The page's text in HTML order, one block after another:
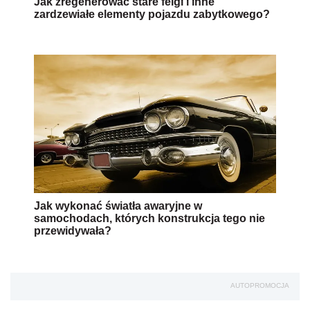
zardzewiałe elementy pojazdu zabytkowego?
Jak wykonać światła awaryjne w
samochodach, których konstrukcja tego nie
przewidywała?
AUTOPROMOCJA